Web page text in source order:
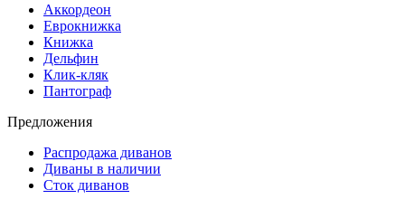
Аккордеон
Еврокнижка
Книжка
Дельфин
Клик-кляк
Пантограф
Предложения
Распродажа диванов
Диваны в наличии
Сток диванов